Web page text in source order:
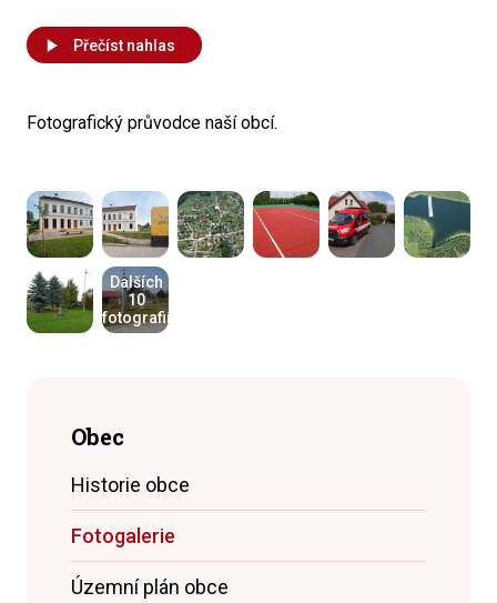
Přečíst nahlas
Fotografický průvodce naší obcí.
Dalších
10
fotografií
Obec
Historie obce
Fotogalerie
Územní plán obce